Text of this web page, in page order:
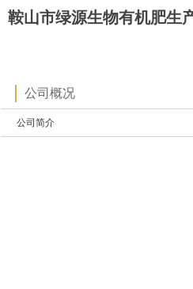
鞍山市绿源生物有机肥生
公司概况
公司简介